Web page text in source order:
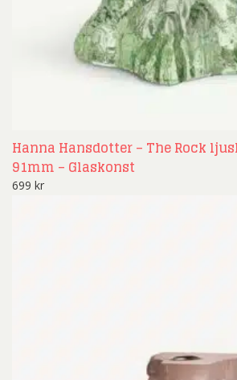
Hanna Hansdotter – The Rock
91mm – Glaskonst
699 kr